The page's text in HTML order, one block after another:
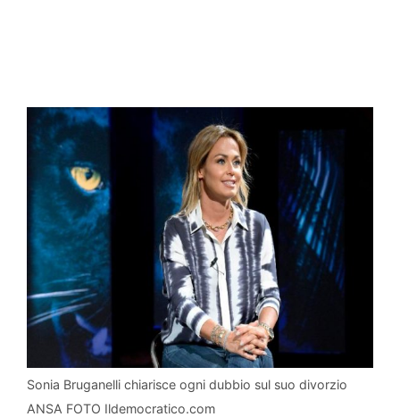
Sonia Bruganelli chiarisce ogni dubbio sul suo divorzio
ANSA FOTO Ildemocratico.com